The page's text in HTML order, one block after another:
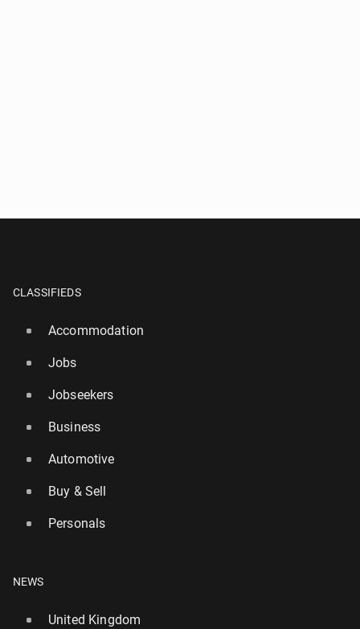
CLASSIFIEDS
Accommodation
Jobs
Jobseekers
Business
Automotive
Buy & Sell
Personals
NEWS
United Kingdom